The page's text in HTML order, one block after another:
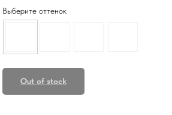
Выберите оттенок
Out of stock